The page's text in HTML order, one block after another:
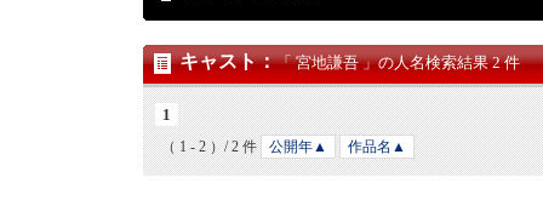
キャスト：「 宮地謙吾 」の人名検索結果 2 件
1
（ 1 - 2 ）/ 2 件 公開年▲ 作品名▲